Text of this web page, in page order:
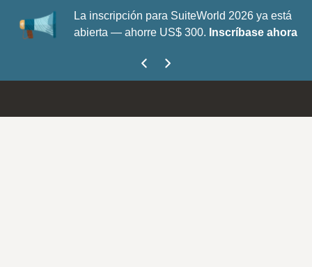
La inscripción para SuiteWorld 2026 ya está
abierta — ahorre US$ 300. Inscríbase ahora